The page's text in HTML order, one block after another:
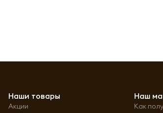
Наши товары
Акции
Наш
Как